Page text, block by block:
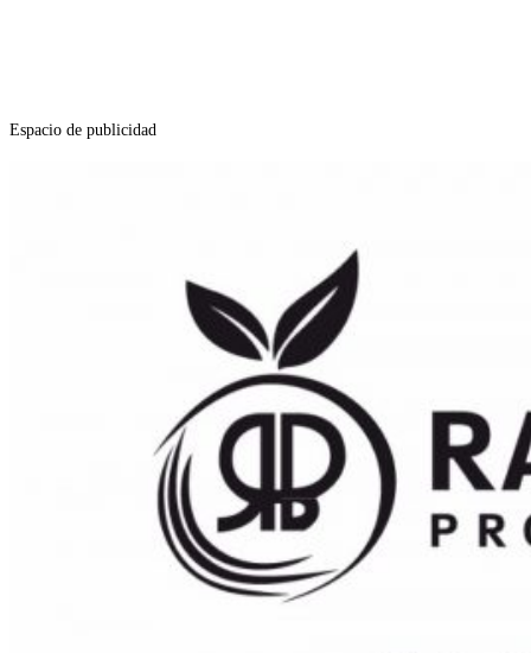
Espacio de publicidad